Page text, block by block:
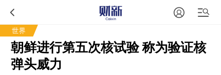
世界
朝鲜进行第五次核试验 称为验证核
弹头威力